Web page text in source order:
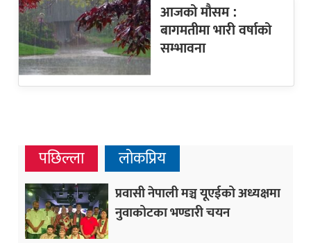
आजको मौसम :
बागमतीमा भारी वर्षाको
सम्भावना
पछिल्ला लोकप्रिय
प्रवासी नेपाली मञ्च यूएईको अध्यक्षमा
नुवाकोटका भण्डारी चयन